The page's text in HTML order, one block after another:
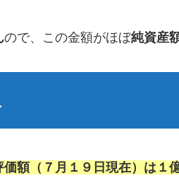
ので、この金額がほぼ純資産
額（７月１９日現在）は１